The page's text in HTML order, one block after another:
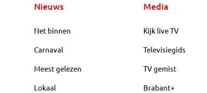
Nieuws
Net binnen
Carnaval
Meest gelezen
Lokaal
Media
Kijk live TV
Televisiegids
TV gemist
Brabant+